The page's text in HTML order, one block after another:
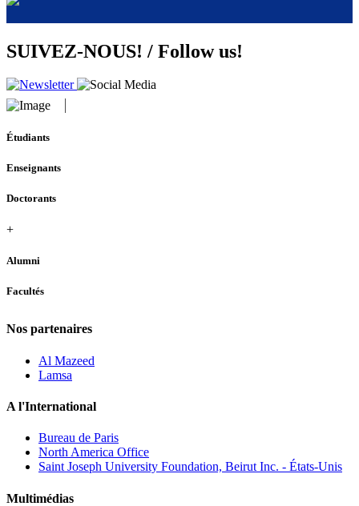
SUIVEZ-NOUS! / Follow us!
Étudiants
Enseignants
Doctorants
+
Alumni
Facultés
Nos partenaires
Al Mazeed
Lamsa
A l'International
Bureau de Paris
North America Office
Saint Joseph University Foundation, Beirut Inc. - États-Unis
Multimédias